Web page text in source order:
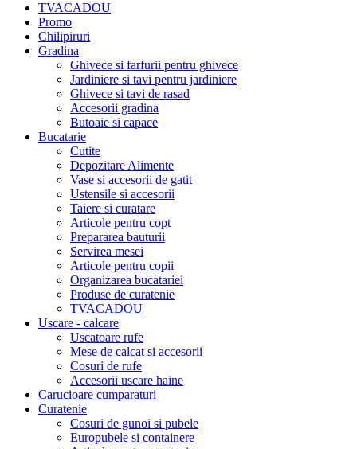
TVACADOU
Promo
Chilipiruri
Gradina
Ghivece si farfurii pentru ghivece
Jardiniere si tavi pentru jardiniere
Ghivece si tavi de rasad
Accesorii gradina
Butoaie si capace
Bucatarie
Cutite
Depozitare Alimente
Vase si accesorii de gatit
Ustensile si accesorii
Taiere si curatare
Articole pentru copt
Prepararea bauturii
Servirea mesei
Articole pentru copii
Organizarea bucatariei
Produse de curatenie
TVACADOU
Uscare - calcare
Uscatoare rufe
Mese de calcat si accesorii
Cosuri de rufe
Accesorii uscare haine
Carucioare cumparaturi
Curatenie
Cosuri de gunoi si pubele
Europubele si containere